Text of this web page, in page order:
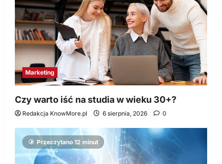
Marketing
Czy warto iść na studia w wieku 30+?
Redakcja KnowMore.pl 6 sierpnia, 2026 0
Przeczytano 12 minut